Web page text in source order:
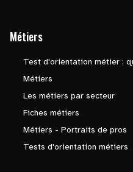
Métiers
Test d'orientation métier :
Métiers
Les métiers par secteur
Fiches métiers
Métiers - Portraits de pros
Tests d'orientation métiers